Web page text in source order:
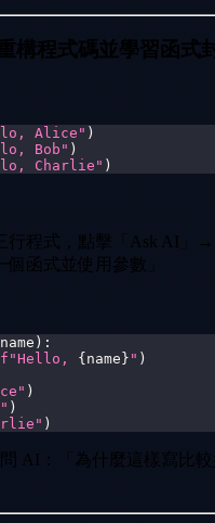
構程式碼並學習函式
Alice" )
Bob" )
Charlie" )
行程式，點擊「Ask AI」→
個函式並使用參數」
name ) :
f"Hello, { name } " )
)
)
)
AI：「為什麼這樣寫比